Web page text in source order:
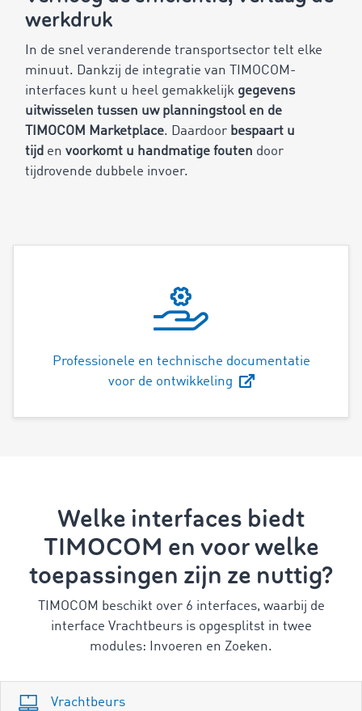
werkdruk
In de snel veranderende transportsector telt elke
minuut. Dankzij de integratie van TIMOCOM-
interfaces kunt u heel gemakkelijk gegevens
uitwisselen tussen uw planningstool en de
TIMOCOM Marketplace. Daardoor bespaart u
tijd en voorkomt u handmatige fouten door
tijdrovende dubbele invoer.
Professionele en technische documentatie
voor de ontwikkeling
Welke interfaces biedt
TIMOCOM en voor welke
toepassingen zijn ze nuttig?
TIMOCOM beschikt over 6 interfaces, waarbij de
interface Vrachtbeurs is opgesplitst in twee
modules: Invoeren en Zoeken.
Vrachtbeurs